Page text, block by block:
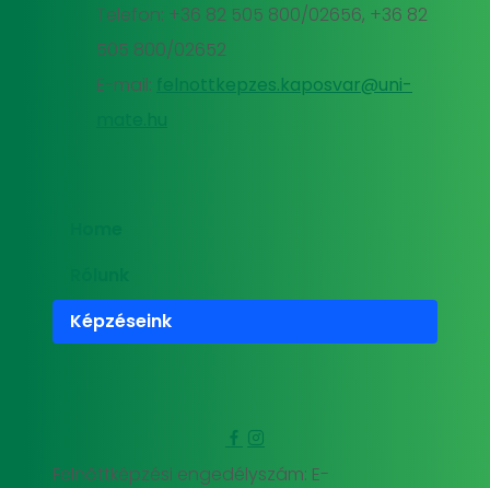
Telefon: +36 82 505 800/02656, +36 82
505 800/02652
E-mail:
felnottkepzes.kaposvar@uni-
Képzéseink
Felnőttképzési engedélyszám: E-